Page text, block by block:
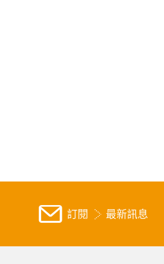
訂閱 最新訊息